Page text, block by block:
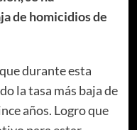
de homicidios de
durante esta
la tasa más baja de
años. Logro que